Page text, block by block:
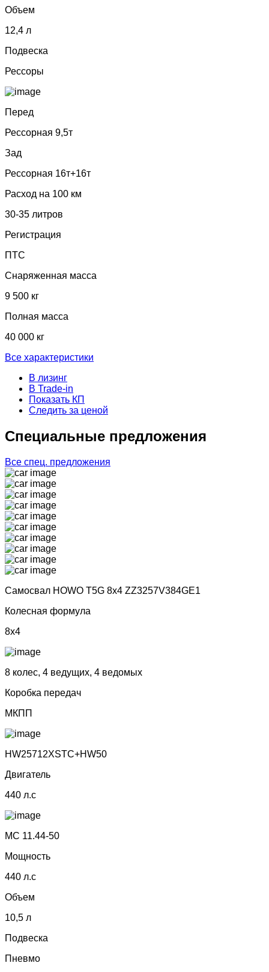
Объем
12,4 л
Подвеска
Рессоры
Перед
Рессорная 9,5т
Зад
Рессорная 16т+16т
Расход на 100 км
30-35 литров
Регистрация
ПТС
Снаряженная масса
9 500 кг
Полная масса
40 000 кг
Все характеристики
В лизинг
В Trade-in
Показать КП
Следить за ценой
Cпециальные предложения
Все спец. предложения
Самосвал HOWO T5G 8x4 ZZ3257V384GE1
Колесная формула
8x4
8 колес, 4 ведущих, 4 ведомых
Коробка передач
МКПП
НW25712ХSТС+НW50
Двигатель
440 л.с
МС 11.44-50
Мощность
440 л.с
Объем
10,5 л
Подвеска
Пневмо